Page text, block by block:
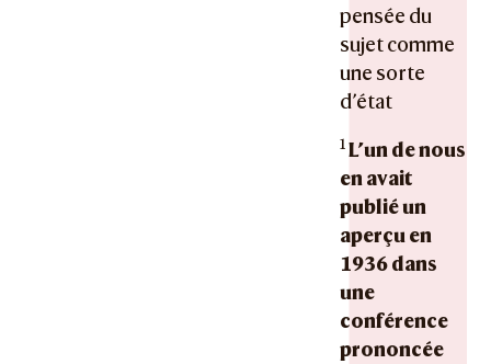
pensée du
sujet comme
une sorte
d’état
1 L’un de nous
en avait
publié un
aperçu en
1936 dans
une
conférence
prononcée